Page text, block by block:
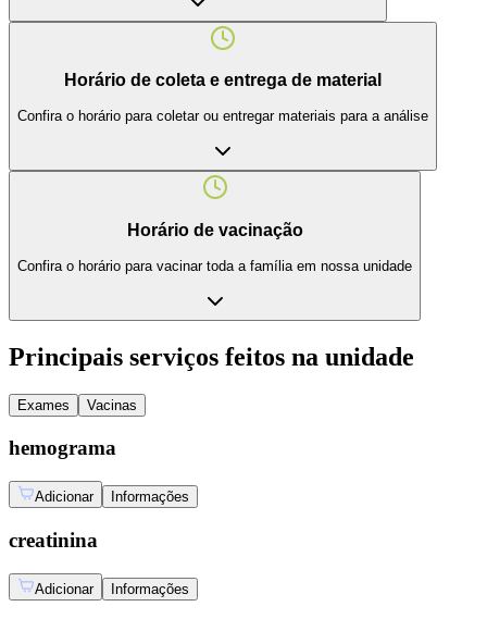
Horário de coleta e entrega de material
Confira o horário para coletar ou entregar materiais para a análise
Horário de vacinação
Confira o horário para vacinar toda a família em nossa unidade
Principais serviços feitos na unidade
Exames Vacinas
hemograma
Adicionar Informações
creatinina
Adicionar Informações